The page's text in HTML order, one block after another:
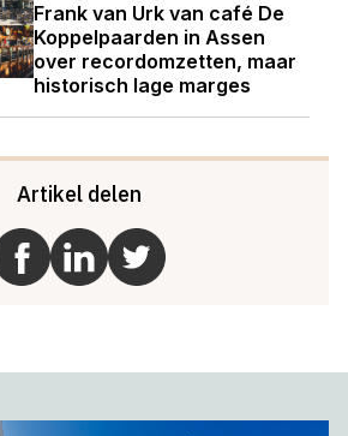
Frank van Urk van café De
Koppelpaarden in Assen
over recordomzetten, maar
historisch lage marges
Artikel delen